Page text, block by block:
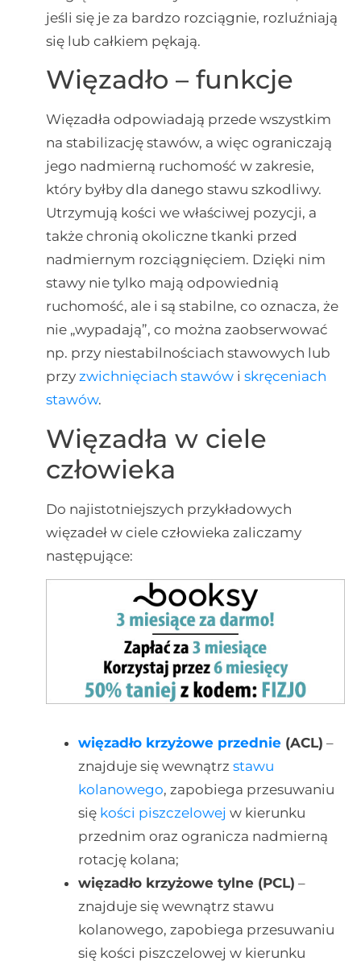
jeśli się je za bardzo rozciągnie, rozluźniają
się lub całkiem pękają.
Więzadło – funkcje
Więzadła odpowiadają przede wszystkim
na stabilizację stawów, a więc ograniczają
jego nadmierną ruchomość w zakresie,
który byłby dla danego stawu szkodliwy.
Utrzymują kości we właściwej pozycji, a
także chronią okoliczne tkanki przed
nadmiernym rozciągnięciem. Dzięki nim
stawy nie tylko mają odpowiednią
ruchomość, ale i są stabilne, co oznacza, że
nie „wypadają”, co można zaobserwować
np. przy niestabilnościach stawowych lub
przy zwichnięciach stawówi skręceniach
stawów.
Więzadła w ciele
człowieka
Do najistotniejszych przykładowych
więzadeł w ciele człowieka zaliczamy
następujące:
więzadło krzyżowe przednie(ACL) –
znajduje się wewnątrz stawu
kolanowego, zapobiega przesuwaniu
się kości piszczelowej w kierunku
przednim oraz ogranicza nadmierną
rotację kolana;
więzadło krzyżowe tylne (PCL) –
znajduje się wewnątrz stawu
kolanowego, zapobiega przesuwaniu
się kości piszczelowej w kierunku